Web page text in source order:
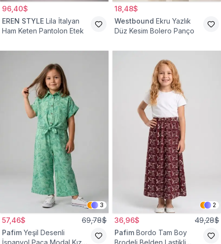
96,40$
EREN STYLE Lila İtalyan
Ham Keten Pantolon Etek
18,48$
Westbound Ekru Yazlık
Düz Kesim Bolero Panço
3
57,46$ 69,78$
Pafim Yeşil Desenli
İspanyol Paça Modal Kız
2
36,96$ 49,28$
Pafim Bordo Tam Boy
Brodeli Belden Lastikli